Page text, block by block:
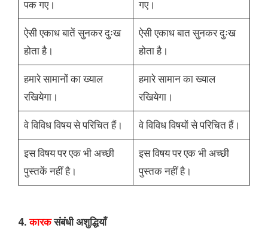
पक गए।
गए।
ऐसी एकाध बातें सुनकर दुःख
होता है।
ऐसी एकाध बात सुनकर दुःख
होता है।
हमारे सामानों का ख्याल
रखियेगा।
हमारे सामान का ख्याल
रखियेगा।
वे विविध विषय से परिचित हैं। वे विविध विषयों से परिचित हैं।
इस विषय पर एक भी अच्छी
पुस्तकें नहीं है।
इस विषय पर एक भी अच्छी
पुस्तक नहीं है।
4.कारकसंबंधी अशुद्धियाँ